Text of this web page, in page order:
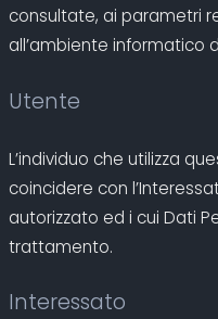
consultate, ai parametri
all’ambiente informatico
Utente
L’individuo che utilizza
coincidere con
autorizzato ed i cui Dati
trattamento.
Interessato